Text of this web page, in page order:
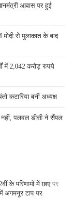
आवास पर हुई
मोदी से मुलाकात के बाद
में 2,042 करोड़ रुपये
कटारिया बनीं अध्यक्ष
नहीं, पलवल डीसी ने सैंपल
के परिणामों में छाएपर
अगमनूर टाप पर